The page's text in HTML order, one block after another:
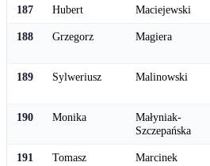
187 Hubert Maciejewski
188 Grzegorz Magiera
189 Sylweriusz Malinowski
190 Monika
Małyniak-
Szczepańska
191 Tomasz Marcinek